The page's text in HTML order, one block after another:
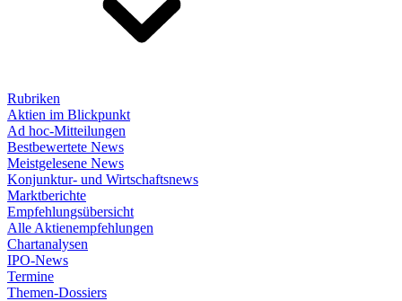
Rubriken
Aktien im Blickpunkt
Ad hoc-Mitteilungen
Bestbewertete News
Meistgelesene News
Konjunktur- und Wirtschaftsnews
Marktberichte
Empfehlungsübersicht
Alle Aktienempfehlungen
Chartanalysen
IPO-News
Termine
Themen-Dossiers